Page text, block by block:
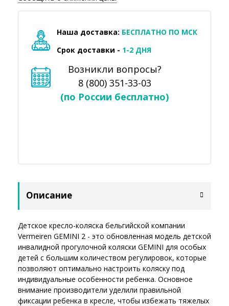
Наша доставка: БЕСПЛАТНО ПО МСК
Срок доставки - 1-2 ДНЯ
Возникли вопросы?
8 (800) 351-33-03
(по России бесплатно)
Описание
Детское кресло-коляска бельгийской компании
Vermeiren GEMINI 2 - это обновленная модель детской
инвалидной прогулочной коляски GEMINI для особых
детей с большим количеством регулировок, которые
позволяют оптимально настроить коляску под
индивидуальные особенности ребенка. Основное
внимание производители уделили правильной
фиксации ребенка в кресле, чтобы избежать тяжелых